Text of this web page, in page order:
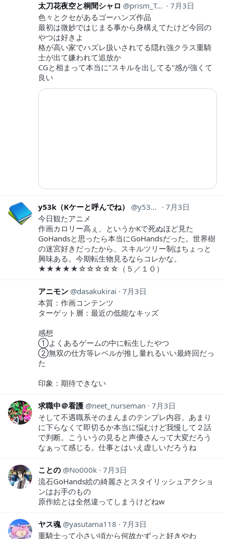
太刀花夜空と桐間シャロ prism_Tatibana
7月3日
色々とクセがあるゴーハンズ作品
最初は微妙ではじまる事から身構えてたけど今回の
やつは好きよ
格が高い家でハズレ扱いされてる隠れ強クラス重騎
士が出て嫌われて追放か
CGと相まって本当に"スキルを出してる"感が強くて
良い
y53k（Kケーと呼んでね） y53k_tw
7月3日
今日観たアニメ
作画カロリー高ぇ、というかKで死ぬほど見た
GoHandsと思ったら本当にGoHandsだった。世界樹
の迷宮好きだったから、スキルツリー制はちょっと
興味ある。今期転生物見るならコレかな。
★★★★★☆☆☆☆☆（５／１０）
アニモン dasakukirai
7月3日
本質：作画コンテンツ
ターゲット層：最近の低能なキッズ
感想
①よくあるゲームの中に転生したやつ
②無双の仕方等レベルが推し量れるいい最終回だっ
た
印象：期待できない
求職中＠看護 neet_nurseman
7月3日
そして不遇職系そのまんまのテンプレ内容。あまり
に下らなくて即切るか本当に悩むけど我慢して２話
で判断。こういうの見ると声優さんって大変だろう
なぁって感じる。仕事とはいえ虚しいだろうね
ことの No000k 7月3日
流石GoHands絵の綺麗さとスタイリッシュアクショ
ンはお手のもの
原作絵とは全然違ってしまうけどねw
ヤス魂 yasutama118
7月3日
重騎士って小さい頃から何故かずっと好きやわ